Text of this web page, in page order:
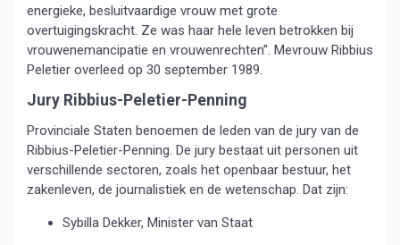
energieke, besluitvaardige vrouw met grote
overtuigingskracht. Ze was haar hele leven betrokken bij
vrouwenemancipatie en vrouwenrechten”. Mevrouw Ribbius
Peletier overleed op 30 september 1989.
Jury Ribbius-Peletier-Penning
Provinciale Staten benoemen de leden van de jury van de
Ribbius-Peletier-Penning. De jury bestaat uit personen uit
verschillende sectoren, zoals het openbaar bestuur, het
zakenleven, de journalistiek en de wetenschap. Dat zijn:
Sybilla Dekker, Minister van Staat